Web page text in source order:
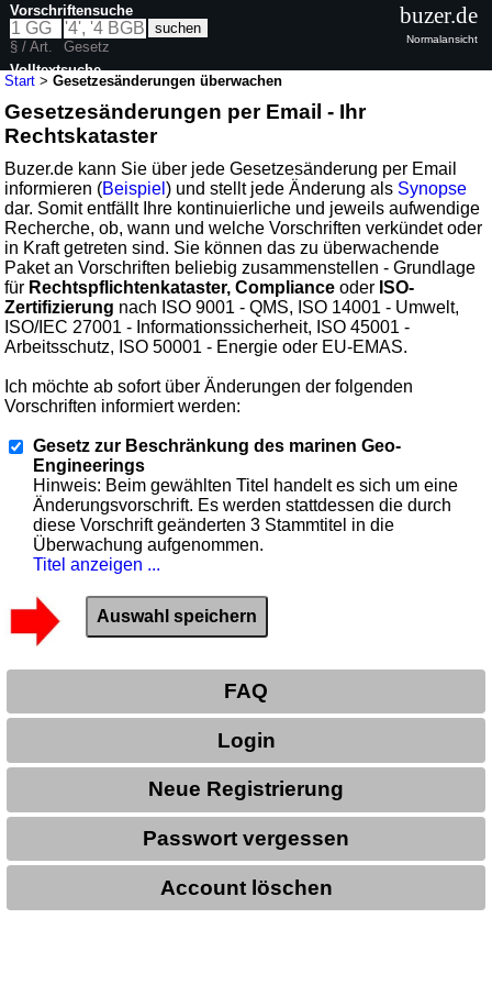
Start >Gesetzesänderungen überwachen
Gesetzesänderungen per Email - Ihr
Rechtskataster
Buzer.de kann Sie über jede Gesetzesänderung per Email
informieren (Beispiel) und stellt jede Änderung als Synopse
dar. Somit entfällt Ihre kontinuierliche und jeweils aufwendige
Recherche, ob, wann und welche Vorschriften verkündet oder
in Kraft getreten sind. Sie können das zu überwachende
Paket an Vorschriften beliebig zusammenstellen - Grundlage
für Rechtspflichtenkataster, Compliance oder ISO-
Zertifizierung nach ISO 9001 - QMS, ISO 14001 - Umwelt,
ISO/IEC 27001 - Informationssicherheit, ISO 45001 -
Arbeitsschutz, ISO 50001 - Energie oder EU-EMAS.
Ich möchte ab sofort über Änderungen der folgenden
Vorschriften informiert werden:
Gesetz zur Beschränkung des marinen Geo-
Engineerings
Hinweis: Beim gewählten Titel handelt es sich um eine
Änderungsvorschrift. Es werden stattdessen die durch
diese Vorschrift geänderten 3 Stammtitel in die
Überwachung aufgenommen.
Titel anzeigen ...
FAQ
Login
Neue Registrierung
Passwort vergessen
Account löschen
Vorschriftensuche
§ / Art.
Gesetz
Volltextsuche
buzer.de
Normalansicht